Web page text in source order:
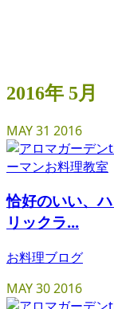
2016年 5月
MAY31 2016
恰好のいい、
リックラ...
お料理ブログ
MAY302016